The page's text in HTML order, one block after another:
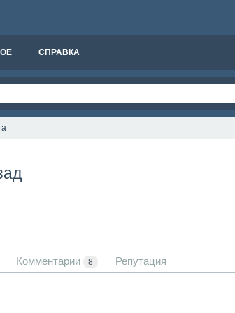
СПРАВКА
Комментарии 8 Репутация